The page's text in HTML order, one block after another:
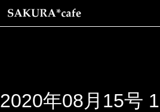
2020年08月15号